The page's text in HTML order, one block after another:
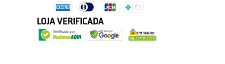
LOJA VERIFICADA